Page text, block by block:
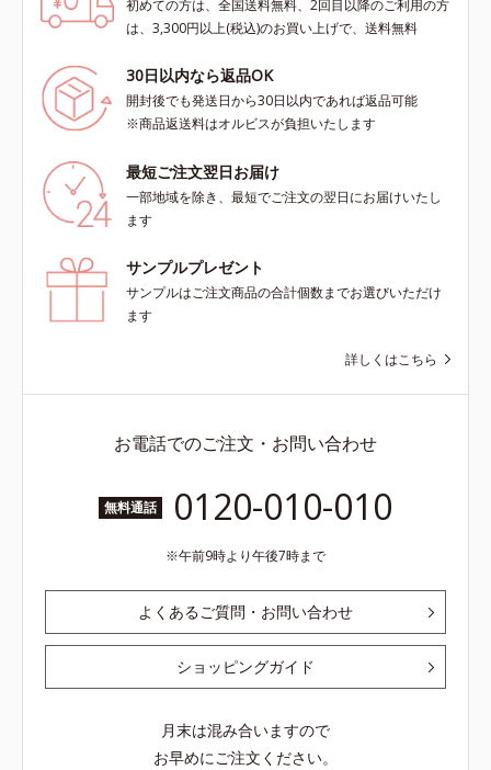
初めての方は、全国送料無料、2回目以降のご利用の方
は、3,300円以上(税込)のお買い上げで、送料無料
30日以内なら返品OK
開封後でも発送日から30日以内であれば返品可能
※商品返送料はオルビスが負担いたします
最短ご注文翌日お届け
一部地域を除き、最短でご注文の翌日にお届けいたし
ます
サンプルプレゼント
サンプルはご注文商品の合計個数までお選びいただけ
ます
詳しくはこちら
お電話でのご注文・お問い合わせ
無料通話 0120-010-010
午前9時より午後7時まで
よくあるご質問・お問い合わせ
ショッピングガイド
月末は混み合いますので
お早めにご注文ください。